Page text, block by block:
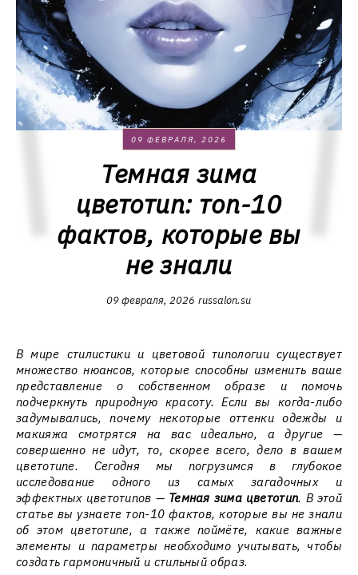
09 ФЕВРАЛЯ, 2026
Темная зима
цветотип: топ-10
фактов, которые вы
не знали
09 февраля, 2026 russalon.su
В мире стилистики и цветовой типологии существует
множество нюансов, которые способны изменить ваше
представление о собственном образе и помочь
подчеркнуть природную красоту. Если вы когда-либо
задумывались, почему некоторые оттенки одежды и
макияжа смотрятся на вас идеально, а другие —
совершенно не идут, то, скорее всего, дело в вашем
цветотипе. Сегодня мы погрузимся в глубокое
исследование одного из самых загадочных и
эффектных цветотипов — Темная зима цветотип. В этой
статье вы узнаете топ-10 фактов, которые вы не знали
об этом цветотипе, а также поймёте, какие важные
элементы и параметры необходимо учитывать, чтобы
создать гармоничный и стильный образ.